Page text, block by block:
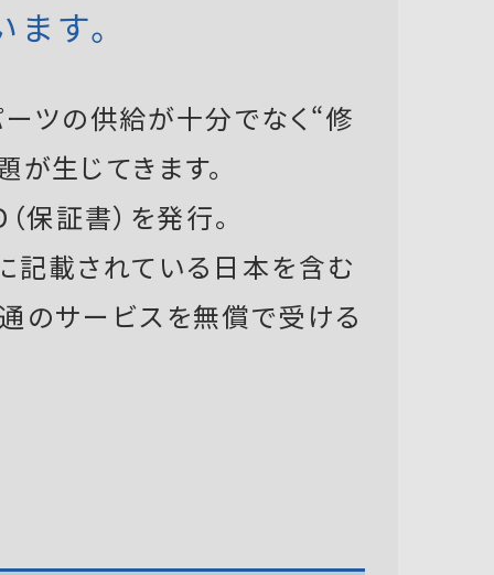
す。
ツの供給が十分でなく“修
生じてきます。
保証書）を発行。
記載されている日本を含む
のサービスを無償で受ける